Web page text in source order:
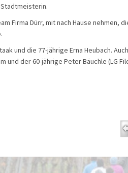
Firma Dürr, mit nach Hause nehmen,
und die 77-jährige Erna Heubach.
und der 60-jährige Peter Bäuchle (LG